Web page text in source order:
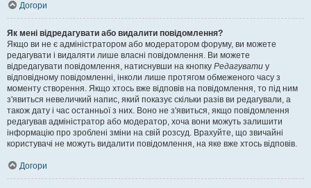
Догори
Як мені відредагувати або видалити повідомлення?
Якщо ви не є адміністратором або модератором форуму, ви можете
редагувати і видаляти лише власні повідомлення. Ви можете
відредагувати повідомлення, натиснувши на кнопку Редагувати у
відповідному повідомленні, інколи лише протягом обмеженого часу з
моменту створення. Якщо хтось вже відповів на повідомлення, то під ним
з'явиться невеличкий напис, який показує скільки разів ви редагували, а
також дату і час останньої з них. Воно не з'явиться, якщо повідомлення
редагував адміністратор або модератор, хоча вони можуть залишити
інформацію про зроблені зміни на свій розсуд. Врахуйте, що звичайні
користувачі не можуть видалити повідомлення, на яке вже хтось відповів.
Догори